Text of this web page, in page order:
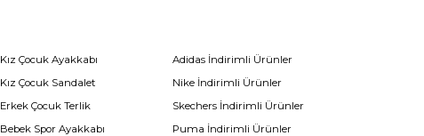
Kız Çocuk Ayakkabı
Kız Çocuk Sandalet
Erkek Çocuk Terlik
Bebek Spor Ayakkabı
Adidas İndirimli Ürünler
Nike İndirimli Ürünler
Skechers İndirimli Ürünler
Puma İndirimli Ürünler